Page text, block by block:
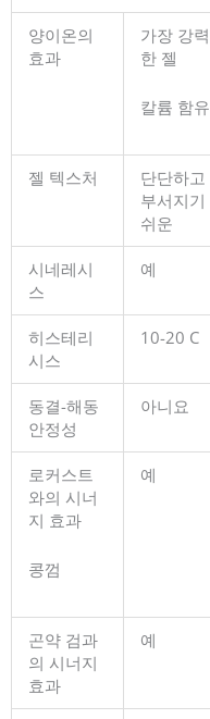
양이온의
효과
가장 강력
한 젤
칼륨 함유
젤 텍스처
단단하고
부서지기
쉬운
시네레시
스
예
히스테리
시스
10-20 C
동결-해동
안정성
아니요
로커스트
와의 시너
지 효과
콩껌
예
곤약 검과
의 시너지
효과
예